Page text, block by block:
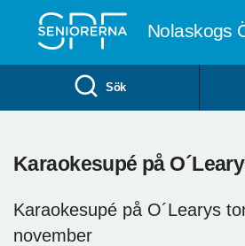
Nolaskogs
Sök
Karaokesupé på
Karaokesupé på O´Learys
november